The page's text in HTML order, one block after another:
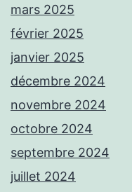
mars 2025
février 2025
janvier 2025
décembre 2024
novembre 2024
octobre 2024
septembre 2024
juillet 2024